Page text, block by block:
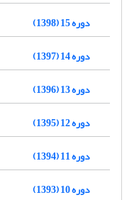
دوره 15 (1398)
دوره 14 (1397)
دوره 13 (1396)
دوره 12 (1395)
دوره 11 (1394)
دوره 10 (1393)